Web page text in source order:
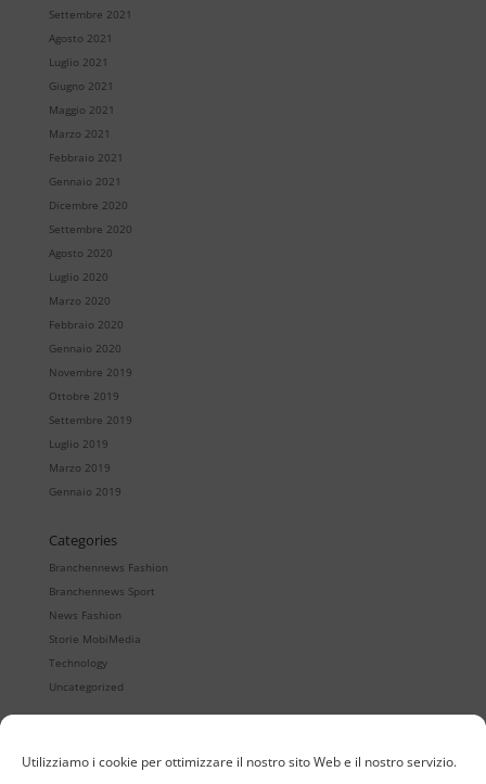
Utilizziamo i cookie per ottimizzare il nostro sito Web e il nostro servizio.
Settembre 2021
Agosto 2021
Luglio 2021
Giugno 2021
Maggio 2021
Marzo 2021
Febbraio 2021
Gennaio 2021
Dicembre 2020
Settembre 2020
Agosto 2020
Luglio 2020
Marzo 2020
Febbraio 2020
Gennaio 2020
Novembre 2019
Ottobre 2019
Settembre 2019
Luglio 2019
Marzo 2019
Gennaio 2019
Categories
Branchennews Fashion
Branchennews Sport
News Fashion
Storie MobiMedia
Technology
Uncategorized